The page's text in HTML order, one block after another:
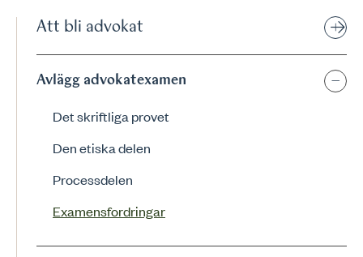
Att bli advokat
Avlägg advokatexamen
Det skriftliga provet
Den etiska delen
Processdelen
Examensfordringar